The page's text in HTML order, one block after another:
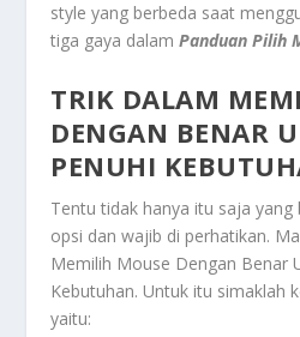
style yang berbeda saat
tiga gaya dalamPanduan Pilih
TRIK DALAM
DENGAN BENAR
PENUHI
Tentu tidak hanya itu saja yang
opsi dan wajib di perhatikan.
Memilih Mouse Dengan Benar
Kebutuhan. Untuk itu simaklah
yaitu: